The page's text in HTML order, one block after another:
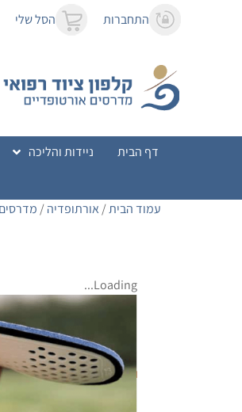
התחברות הסל שלי
דף הבית ניידות והליכה
עמוד הבית/אורתופדיה/מדרסים
Loading...